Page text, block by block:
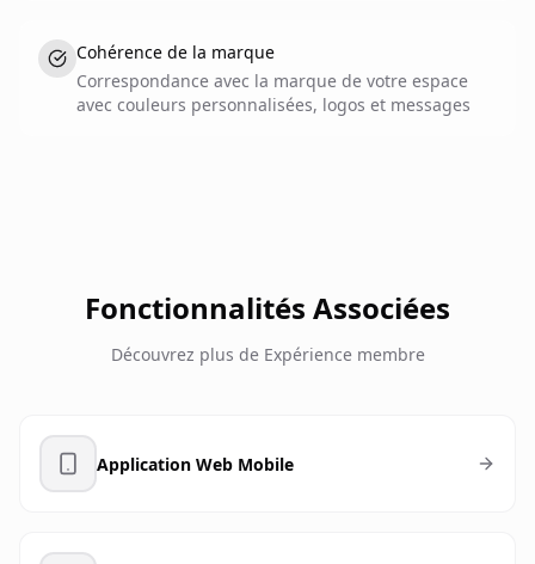
Cohérence de la marque
Correspondance avec la marque de votre espace
avec couleurs personnalisées, logos et messages
Fonctionnalités Associées
Découvrez plus de Expérience membre
Application Web Mobile